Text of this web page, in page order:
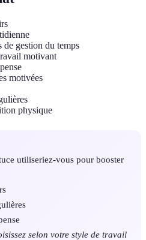
gestion du temps
motivant
motivées
physique
utiliseriez-vous pour booster
selon votre style de travail